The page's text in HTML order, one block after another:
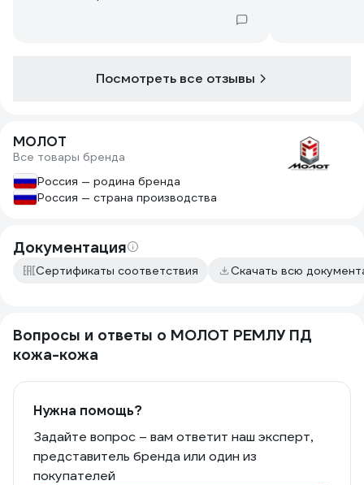
Посмотреть все отзывы
МОЛОТ
Все товары бренда
Россия — родина бренда
Россия — страна производства
Документация
Сертификаты соответствия Скачать всю
Вопросы и ответы о МОЛОТ РЕМЛУ ПД
кожа-кожа
Нужна помощь?
Задайте вопрос – вам ответит наш эксперт,
представитель бренда или один из
покупателей